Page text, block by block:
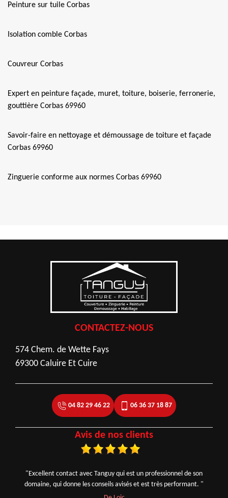
Peinture sur tuile Corbas
Isolation comble Corbas
Couvreur Corbas
Expert en peinture façade, muret, toiture, boiserie, ferronerie,
gouttière Corbas 69960
Savoir-faire en nettoyage et démoussage de toiture et façade
Corbas 69960
Zinguerie conforme aux normes Corbas 69960
CONTACTEZ-NOUS
574 Chem. de Wette Fays
69300 Caluire Et Cuire
04 82 29 46 22 06 36 37 18 87
Avis de nos clients
"Excellent contact avec Tanguy qui est un professionnel de son
domaine, qui donne les conseils avisés et est très performant. "